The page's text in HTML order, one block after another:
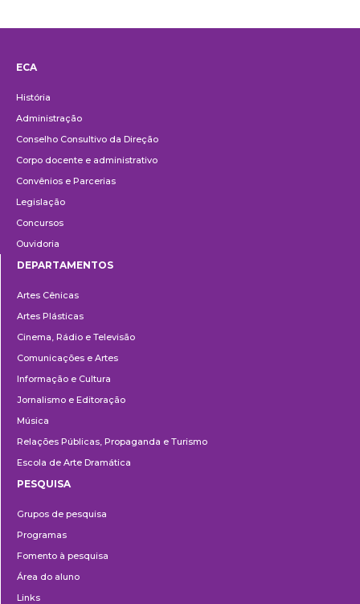
ECA
História
Administração
Conselho Consultivo da Direção
Corpo docente e administrativo
Convênios e Parcerias
Legislação
Concursos
Ouvidoria
DEPARTAMENTOS
Artes Cênicas
Artes Plásticas
Cinema, Rádio e Televisão
Comunicações e Artes
Informação e Cultura
Jornalismo e Editoração
Música
Relações Públicas, Propaganda e Turismo
Escola de Arte Dramática
PESQUISA
Grupos de pesquisa
Programas
Fomento à pesquisa
Área do aluno
Links